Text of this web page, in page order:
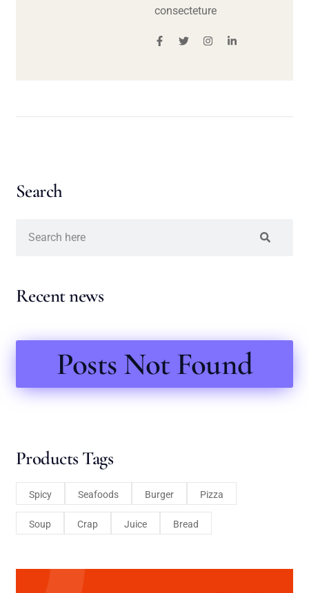
consecteture
Search
Recent news
Posts Not Found
Products Tags
Spicy Seafoods Burger Pizza
Soup Crap Juice Bread